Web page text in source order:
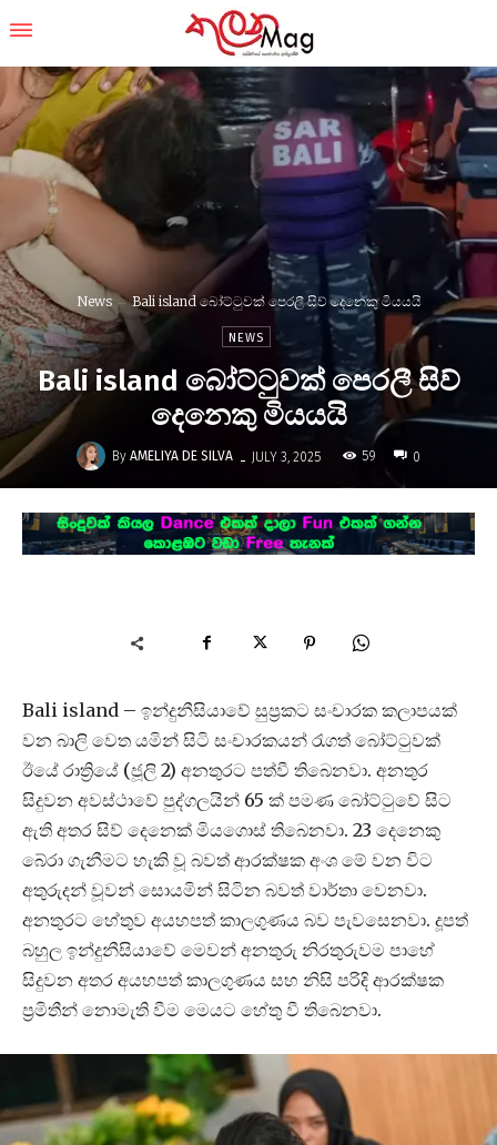
News Bali island බෝට්ටුවක් පෙරලී සිව් දෙනෙකු මියයයි
NEWS
Bali island බෝට්ටුවක් පෙරලී සිව්
දෙනෙකු මියයයි
By AMELIYA DE SILVA - JULY 3, 2025 59 0
Bali island – ඉන්දුනීසියාවේ සුප්‍රකට සංචාරක කලාපයක්
වන බාලි වෙත යමින් සිටි සංචාරකයන් රැගත් බෝට්ටුවක්
ඊයේ රාත්‍රියේ (ජූලි 2) අනතුරට පත්වී තිබෙනවා. අනතුර
සිදුවන අවස්ථාවේ පුද්ගලයින් 65 ක් පමණ බෝට්ටුවේ සිට
ඇති අතර සිව් දෙනෙක් මියගොස් තිබෙනවා. 23 දෙනෙකු
බේරා ගැනීමට හැකි වූ බවත් ආරක්ෂක අංශ මේ වන විට
අතුරුදන් වූවන් සොයමින් සිටින බවත් වාර්තා වෙනවා.
අනතුරට හේතුව අයහපත් කාලගුණය බව පැවසෙනවා. දූපත්
බහුල ඉන්දුනීසියාවේ මෙවන් අනතුරු නිරතුරුවම පාහේ
සිදුවන අතර අයහපත් කාලගුණය සහ නිසි පරිදි ආරක්ෂක
ප්‍රමිතීන් නොමැති වීම මෙයට හේතු වී තිබෙනවා.